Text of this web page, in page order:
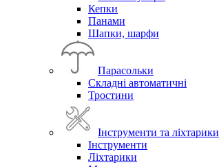
Кепки
Панами
Шапки, шарфи
Парасольки
Складні автоматичні
Тростини
Інструменти та ліхтарики
Інструменти
Ліхтарики